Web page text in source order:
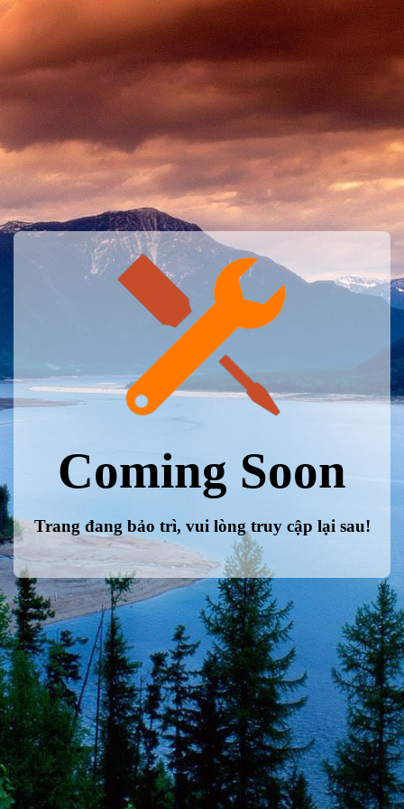
Coming Soon
Trang đang bảo trì, vui lòng truy cập lại sau!